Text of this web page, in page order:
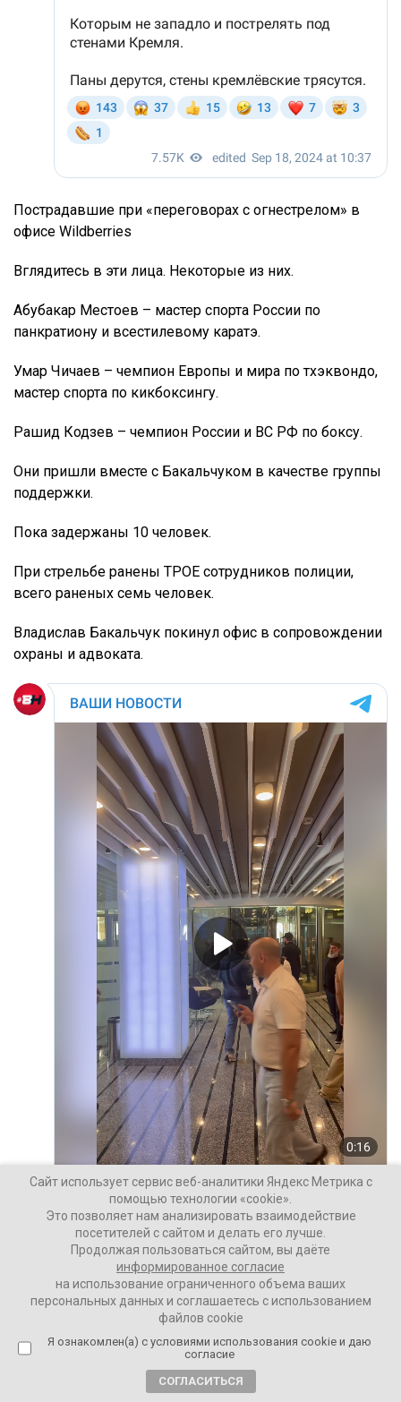
Пострадавшие при «переговорах с огнестрелом» в
офисе Wildberries
Вглядитесь в эти лица. Некоторые из них.
Абубакар Местоев – мастер спорта России по
панкратиону и всестилевому каратэ.
Умар Чичаев – чемпион Европы и мира по тхэквондо,
мастер спорта по кикбоксингу.
Рашид Кодзев – чемпион России и ВС РФ по боксу.
Они пришли вместе с Бакальчуком в качестве группы
поддержки.
Пока задержаны 10 человек.
При стрельбе ранены ТРОЕ сотрудников полиции,
всего раненых семь человек.
Владислав Бакальчук покинул офис в сопровождении
охраны и адвоката.
Сайт использует сервис веб-аналитики Яндекс Метрика с
помощью технологии «cookie».
Это позволяет нам анализировать взаимодействие
посетителей с сайтом и делать его лучше.
Продолжая пользоваться сайтом, вы даёте
информированное согласие
на использование ограниченного объема ваших
персональных данных и соглашаетесь с использованием
файлов cookie
Я ознакомлен(а) с условиями использования cookie и даю
согласие
СОГЛАСИТЬСЯ